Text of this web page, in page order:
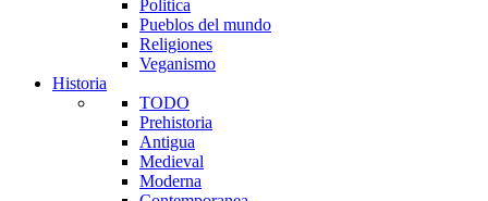
Politica
Pueblos del mundo
Religiones
Veganismo
Historia
TODO
Prehistoria
Antigua
Medieval
Moderna